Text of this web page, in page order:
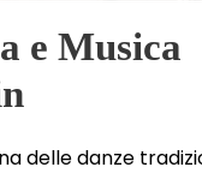
e Musica
delle danze